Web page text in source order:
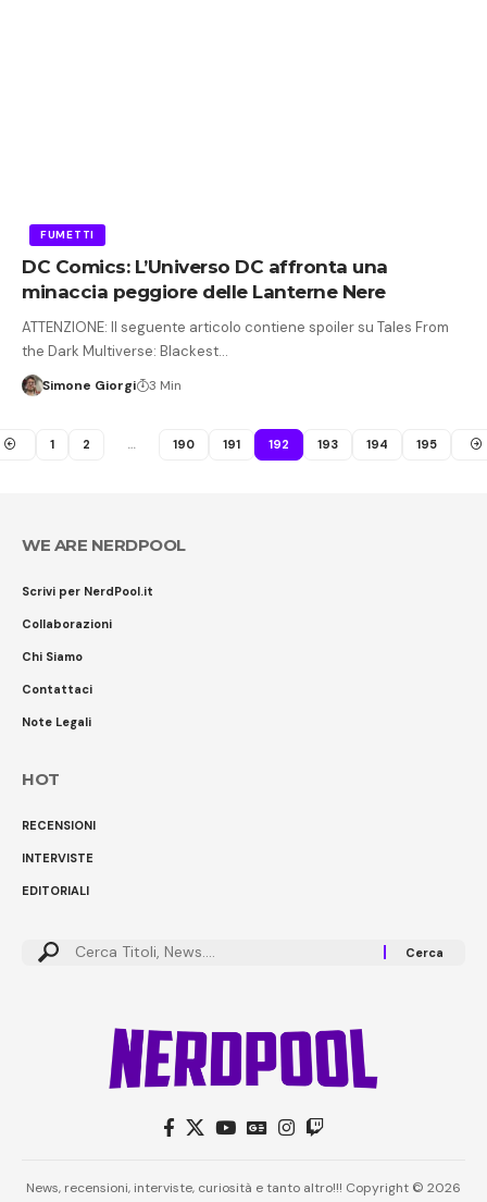
FUMETTI
DC Comics: L’Universo DC affronta una
minaccia peggiore delle Lanterne Nere
ATTENZIONE: Il seguente articolo contiene spoiler su Tales From
the Dark Multiverse: Blackest…
Simone Giorgi 3 Min
1 2 … 190 191 192 193 194 195
WE ARE NERDPOOL
Scrivi per NerdPool.it
Collaborazioni
Chi Siamo
Contattaci
Note Legali
HOT
RECENSIONI
INTERVISTE
EDITORIALI
Cerca:
News, recensioni, interviste, curiosità e tanto altro!!! Copyright © 2026